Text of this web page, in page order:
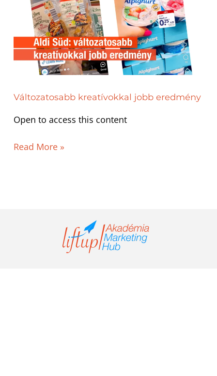
Változatosabb kreatívokkal jobb eredmény
Open to access this content
eredmény
Read More »